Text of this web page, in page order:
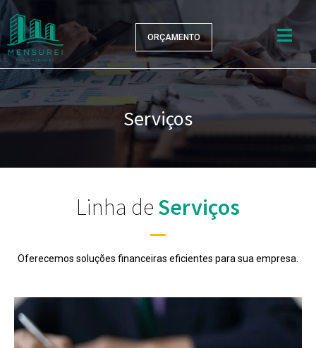
ORÇAMENTO
Serviços
Linha de Serviços
Oferecemos soluções financeiras eficientes para sua empresa.